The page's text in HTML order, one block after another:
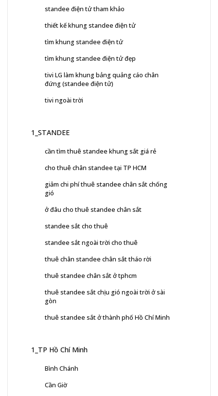
standee điện tử tham khảo
thiết kế khung standee điện tử
tìm khung standee điện tử
tìm khung standee điện tử đẹp
tivi LG làm khung bảng quảng cáo chân
đứng (standee điện tử)
tivi ngoài trời
1_STANDEE
cần tìm thuê standee khung sắt giá rẻ
cho thuê chân standee tại TP HCM
giảm chi phí thuê standee chân sắt chống
gió
ở đâu cho thuê standee chân sắt
standee sắt cho thuê
standee sắt ngoài trời cho thuê
thuê chân standee chân sắt tháo rời
thuê standee chân sắt ở tphcm
thuê standee sắt chịu gió ngoài trời ở sài
gòn
thuê standee sắt ở thành phố Hồ Chí Minh
1_TP Hồ Chí Minh
Bình Chánh
Cần Giờ